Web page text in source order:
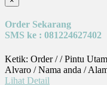
Order Sekarang
SMS ke : 081224627402
Ketik: Order / / Pintu
Alvaro / Nama anda /
Lihat Detail